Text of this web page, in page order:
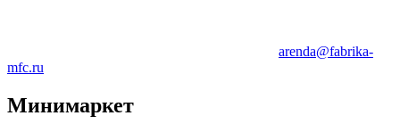
arenda@fabrika-
mfc.ru
Минимаркет